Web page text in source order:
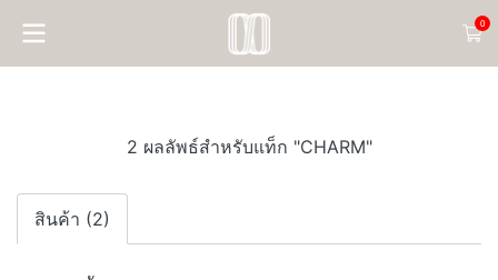
0
2 ผลลัพธ์สำหรับแท็ก "CHARM"
สินค้า (2)